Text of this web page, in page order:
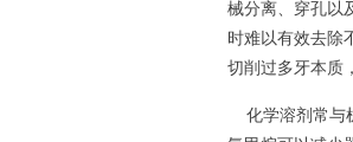
械分离、穿孔以
时难以有效去除
切削过多牙本质
化学溶剂常与